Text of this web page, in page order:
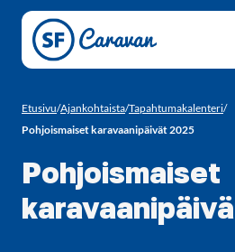
Siirry sivun sisältöön
Etusivu/Ajankohtaista/Tapahtumakalenteri/
Pohjoismaiset karavaanipäivät 2025
Pohjoismaiset